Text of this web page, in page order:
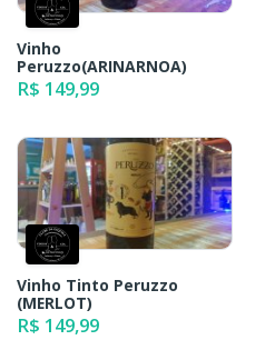
Vinho
Peruzzo(ARINARNOA)
R$ 149,99
Vinho Tinto Peruzzo
(MERLOT)
R$ 149,99